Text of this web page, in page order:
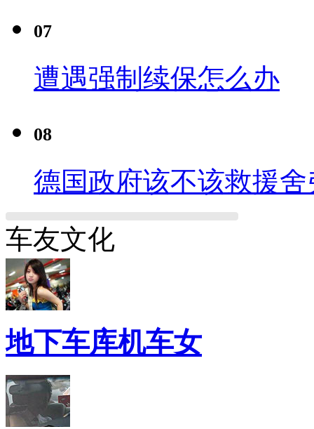
07
遭遇强制续保怎么办
08
德国政府该不该救援舍
车友文化
地下车库机车女